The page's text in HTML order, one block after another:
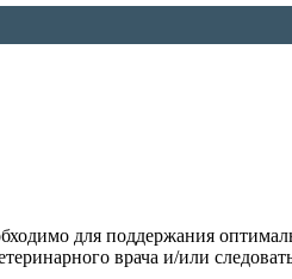
для поддержания
врача и/или